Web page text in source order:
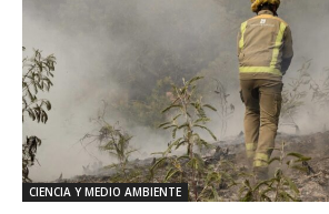
CIENCIA Y MEDIO AMBIENTE